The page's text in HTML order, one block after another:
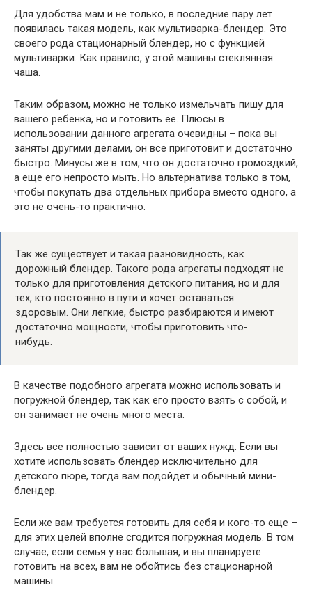
Для удобства мам и не только, в последние пару лет
появилась такая модель, как мультиварка-блендер. Это
своего рода стационарный блендер, но с функцией
мультиварки. Как правило, у этой машины стеклянная
чаша.
Таким образом, можно не только измельчать пишу для
вашего ребенка, но и готовить ее. Плюсы в
использовании данного агрегата очевидны – пока вы
заняты другими делами, он все приготовит и достаточно
быстро. Минусы же в том, что он достаточно громоздкий,
а еще его непросто мыть. Но альтернатива только в том,
чтобы покупать два отдельных прибора вместо одного, а
это не очень-то практично.
Так же существует и такая разновидность, как
дорожный блендер. Такого рода агрегаты подходят не
только для приготовления детского питания, но и для
тех, кто постоянно в пути и хочет оставаться
здоровым. Они легкие, быстро разбираются и имеют
достаточно мощности, чтобы приготовить что-
нибудь.
В качестве подобного агрегата можно использовать и
погружной блендер, так как его просто взять с собой, и
он занимает не очень много места.
Здесь все полностью зависит от ваших нужд. Если вы
хотите использовать блендер исключительно для
детского пюре, тогда вам подойдет и обычный мини-
блендер.
Если же вам требуется готовить для себя и кого-то еще –
для этих целей вполне сгодится погружная модель. В том
случае, если семья у вас большая, и вы планируете
готовить на всех, вам не обойтись без стационарной
машины.